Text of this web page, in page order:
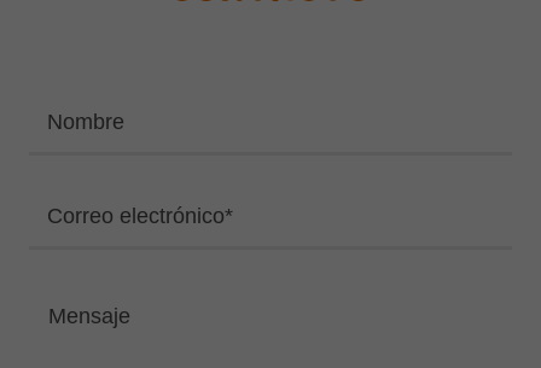
Nombre
Correo electrónico*